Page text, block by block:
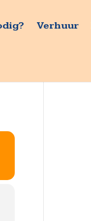
Verhuur